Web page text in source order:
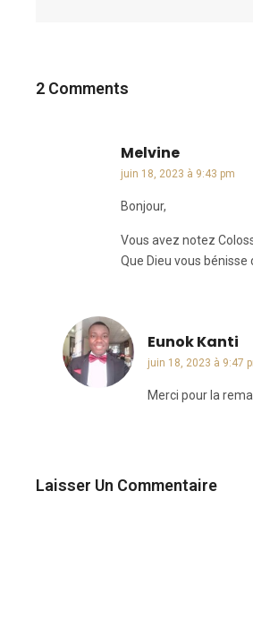
2 Comments
Melvinedit :
juin 18, 2023 à 9:43 pm
Bonjour,
Vous avez notez
Que Dieu vous
Eunok Kanti
juin 18, 2023 à 9:47
Merci pour la
Laisser Un Commentaire